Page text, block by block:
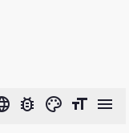
bug_report color_lens format_size menu